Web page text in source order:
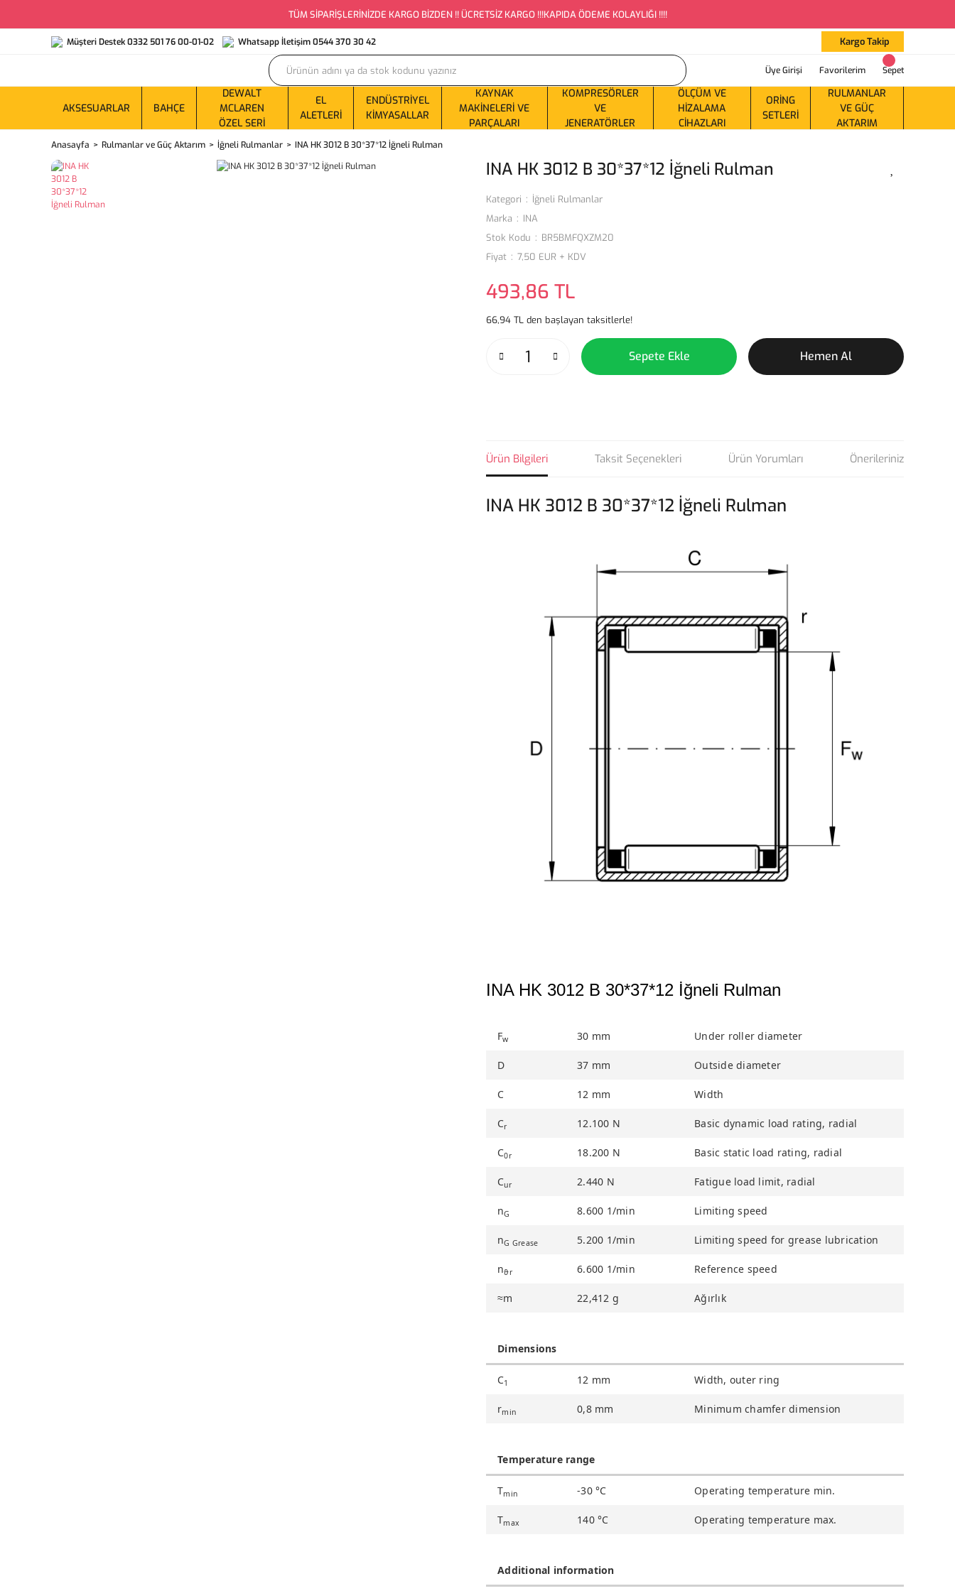
TÜM SİPARİŞLERİNİZDE KARGO BİZDEN !! ÜCRETSİZ KARGO !!!KAPIDA ÖDEME KOLAYLIĞI !!!!
Müşteri Destek 0332 501 76 00-01-02 Whatsapp İletişim 0544 370 30 42 Kargo Takip
Üye Girişi Favorilerim Sepet
AKSESUARLAR BAHÇE
DEWALT
MCLAREN
ÖZEL SERI
EL
ALETLERI
ENDÜSTRIYEL
KIMYASALLAR
KAYNAK
MAKINELERI VE
PARÇALARI
KOMPRESÖRLER
VE
JENERATÖRLER
ÖLÇÜM VE
HIZALAMA
CIHAZLARI
ORING
SETLERI
RULMANLAR
VE GÜÇ
AKTARIM
Anasayfa Rulmanlar ve Güç Aktarım İğneli Rulmanlar INA HK 3012 B 30*37*12 İğneli Rulman
INA HK 3012 B 30*37*12 İğneli Rulman
Kategori
İğneli Rulmanlar
Marka
INA
Stok Kodu
BR5BMFQXZM20
Fiyat
7,50 EUR + KDV
493,86 TL
66,94 TL den başlayan taksitlerle!
Sepete Ekle Hemen Al
Ürün Bilgileri Taksit Seçenekleri Ürün Yorumları Önerileriniz
INA HK 3012 B 30*37*12 İğneli Rulman
INA HK 3012 B 30*37*12 İğneli Rulman
Fw 30 mm Under roller diameter
D 37 mm Outside diameter
C 12 mm Width
Cr 12.100 N Basic dynamic load rating, radial
C0r 18.200 N Basic static load rating, radial
Cur 2.440 N Fatigue load limit, radial
nG 8.600 1/min Limiting speed
nG Grease 5.200 1/min Limiting speed for grease lubrication
nϑr 6.600 1/min Reference speed
≈m 22,412 g Ağırlık
Dimensions
C1 12 mm Width, outer ring
rmin 0,8 mm Minimum chamfer dimension
Temperature range
Tmin -30 °C Operating temperature min.
Tmax 140 °C Operating temperature max.
Additional information